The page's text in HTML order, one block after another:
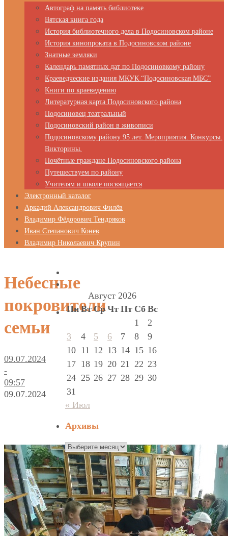
Автограф на память библиотеке
Вятская книга года
История библиотечного дела в Подосиновском районе
История кинопроката в Подосиновском районе
Знатные земляки
Календарь памятных дат по Подосиновкому району
Краеведческие издания МКУК “Подосиновская МБС”
Книги по краеведению
Литературная карта Подосиновского района
Подосиновец театральный
Подосиновский район в живописи
Подосиновскому району 95 лет. Мероприятия. Конкурсы.
Викторины.
Почётные граждане Подосиновского района
Путешествуем по району
Учителям и школе посвящается
Электронный каталог
Аркадий Александрович Филёв
Владимир Фёдорович Тендряков
Иван Степанович Конев
Владимир Николаевич Крупин
Небесные
покровители
семьи
09.07.2024
-
09:57
09.07.2024
Август 2026
Пн Вт Ср Чт Пт Сб Вс
1
2
3
4 5 6 7 8
9
10 11 12 13 14 15 16
17 18 19 20 21 22 23
24 25 26 27 28 29 30
31
« Июл
Архивы
Архивы